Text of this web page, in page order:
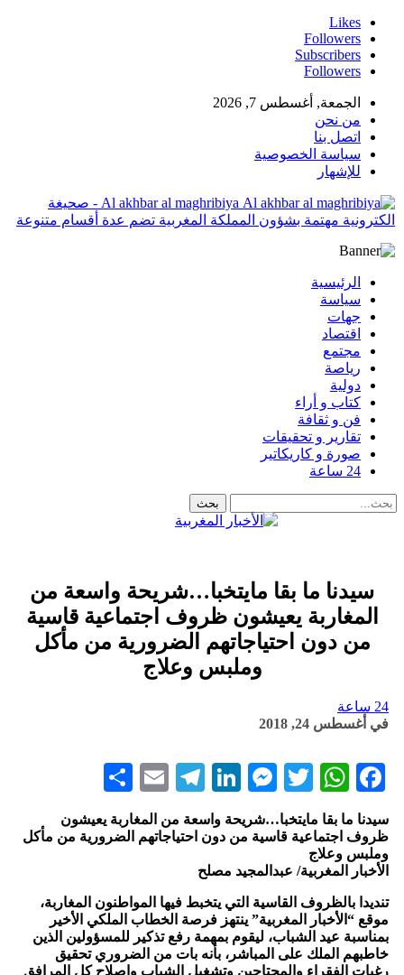
Likes
Followers
Subscribers
Followers
الجمعة, أغسطس 7, 2026
من نحن
اتصل بنا
سياسة الخصوصية
للإشهار
Al akhbar al maghribiya - صحيغة
الكترونية مهتمة بشؤون المملكة المغربية تضم عدة أقسام متنوعة
الرئيسية
سياسة
جهات
اقتصاد
مجتمع
رياصة
دولية
كتاب و أراء
فن و ثقافة
تقارير و تحقيقات
صورة و كاريكاتير
24 ساعة
سيدنا ما بقا مايتخبا…شريحة واسعة من
المغاربة يعيشون ظروف اجتماعية قاسية
من دون احتياجاتهم الضرورية من مأكل
وملبس وعلاج
24 ساعة
في أغسطس 24, 2018
Facebook
WhatsApp
Twitter
Messenger
LinkedIn
Telegram
Email
سيدنا ما بقا مايتخبا…شريحة واسعة من المغاربة يعيشون
ظروف اجتماعية قاسية من دون احتياجاتهم الضرورية من مأكل
وملبس وعلاج
الأخبار المغربية/ عبدالمجيد مصلح
تنديدا بالظروف القاسية التي يتخبط فيها المواطنون المغاربة،
موقع “الأخبار المغربية” ينتهز فرصة الخطاب الملكي الأخير
بمناسبة عيد الشباب، ليقوم بمهمة رفع تذكير للمسؤولين الذين
خاطبهم الملك على المباشر، بأنه بات من الضروري تحقيق
رغبات الفقراء والمحتاجين وتشغيل الشباب وإصلاح كل المرافق